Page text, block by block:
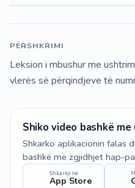
PËRSHKRIMI
Leksion i mbushur me
vlerës së përqindjeve të
Shiko video bashkë
Shkarko aplikacionin falas
bashkë me zgjidhjet hap-
Shkarko në
App Store